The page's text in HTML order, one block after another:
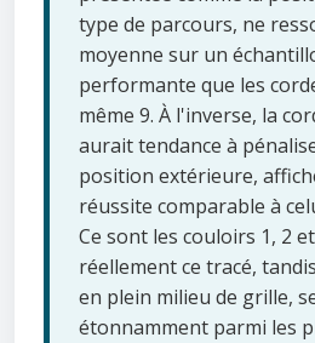
type de parcours, ne
moyenne sur un
performante que les
même 9. À l'inverse, la
aurait tendance à
position extérieure,
réussite comparable à
Ce sont les couloirs 1, 2
réellement ce tracé,
en plein milieu de grille,
étonnamment parmi les